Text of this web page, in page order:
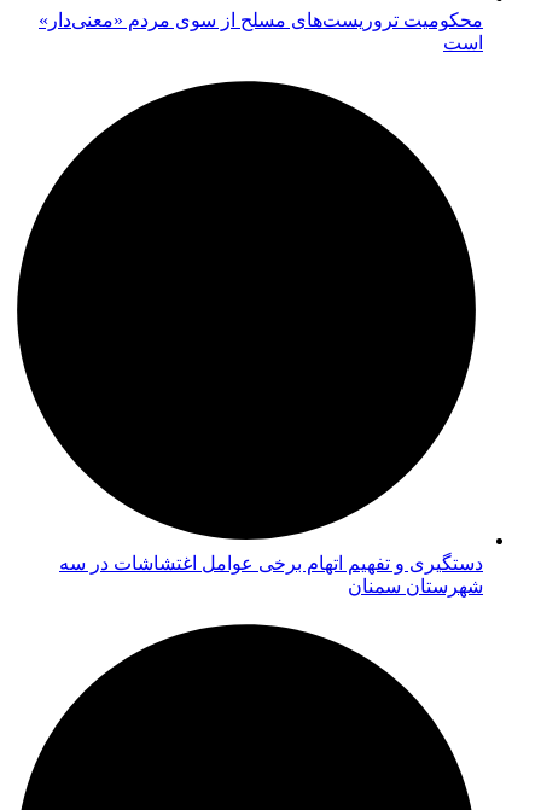
محکومیت تروریست‌های مسلح از سوی مردم «معنی‌دار»
است
دستگیری و تفهیم اتهام برخی عوامل اغتشاشات در سه
شهرستان سمنان